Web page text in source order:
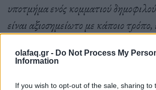
olafaq.gr - Do Not Process My
Information
If you wish to opt-out of the sale, sharing to
υποτμήμα ενός κομματιού
είναι αξιοσημείωτο με κάποιο τρόπο,
1960», αναφέρουν οι Dr. Byron και